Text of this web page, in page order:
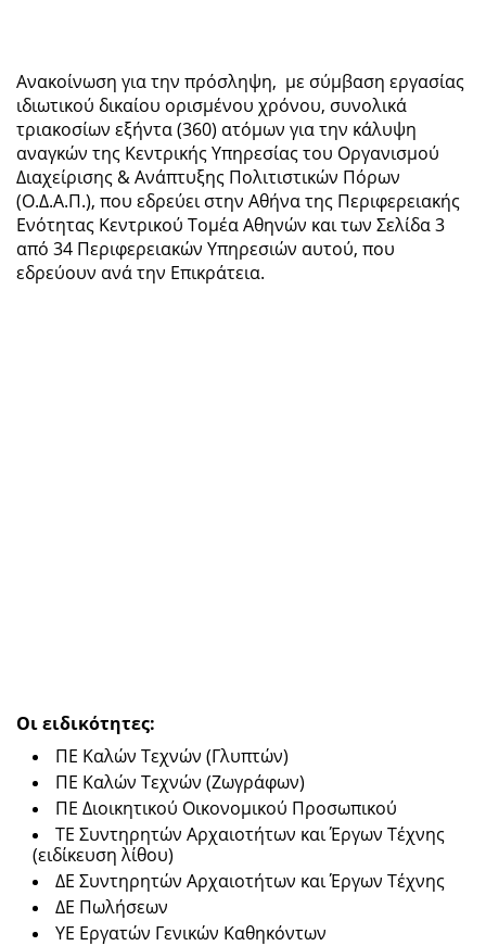
Ανακοίνωση για την πρόσληψη, με σύμβαση εργασίας
ιδιωτικού δικαίου ορισμένου χρόνου, συνολικά
τριακοσίων εξήντα (360) ατόμων για την κάλυψη
αναγκών της Κεντρικής Υπηρεσίας του Οργανισμού
Διαχείρισης & Ανάπτυξης Πολιτιστικών Πόρων
(Ο.Δ.Α.Π.), που εδρεύει στην Αθήνα της Περιφερειακής
Ενότητας Κεντρικού Τομέα Αθηνών και των Σελίδα 3
από 34 Περιφερειακών Υπηρεσιών αυτού, που
εδρεύουν ανά την Επικράτεια.
Οι ειδικότητες:
ΠΕ Καλών Τεχνών (Γλυπτών)
ΠΕ Καλών Τεχνών (Ζωγράφων)
ΠΕ Διοικητικού Οικονομικού Προσωπικού
ΤΕ Συντηρητών Αρχαιοτήτων και Έργων Τέχνης
(ειδίκευση λίθου)
ΔΕ Συντηρητών Αρχαιοτήτων και Έργων Τέχνης
ΔΕ Πωλήσεων
ΥΕ Εργατών Γενικών Καθηκόντων